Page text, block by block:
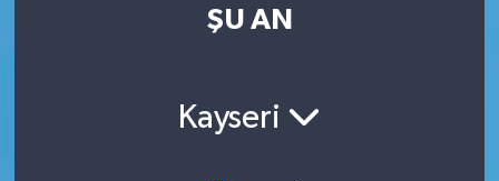
ŞU AN
Kayseri
Son Dakika Haberleri